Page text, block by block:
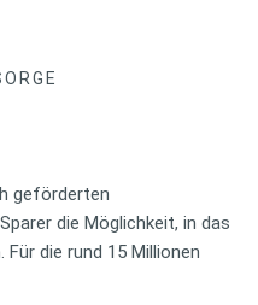
geförderten
die Möglichkeit, in das
die rund 15 Millionen